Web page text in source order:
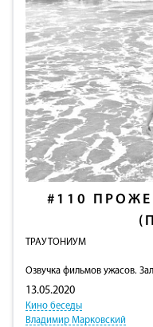
#110
ТРАУТОНИУМ
Озвучка фильмов ужасов.
13.05.2020
Кино беседы
Владимир Марковский